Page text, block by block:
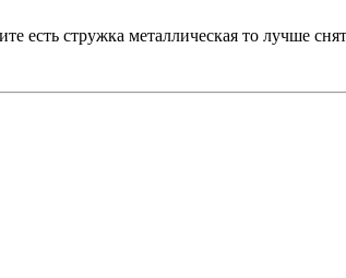
есть стружка металлическая то лучше